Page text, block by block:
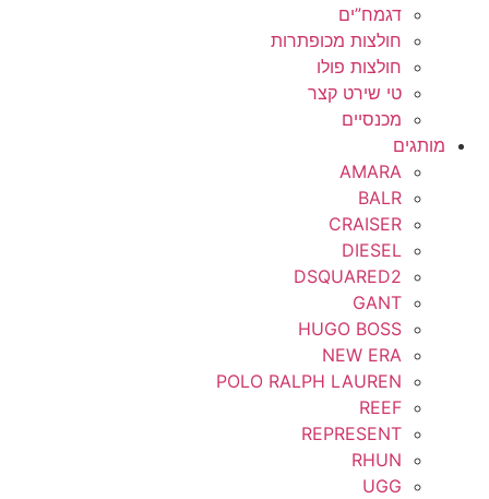
דגמח”ים
חולצות מכופתרות
חולצות פולו
טי שירט קצר
מכנסיים
מותגים
AMARA
BALR
CRAISER
DIESEL
DSQUARED2
GANT
HUGO BOSS
NEW ERA
POLO RALPH LAUREN
REEF
REPRESENT
RHUN
UGG